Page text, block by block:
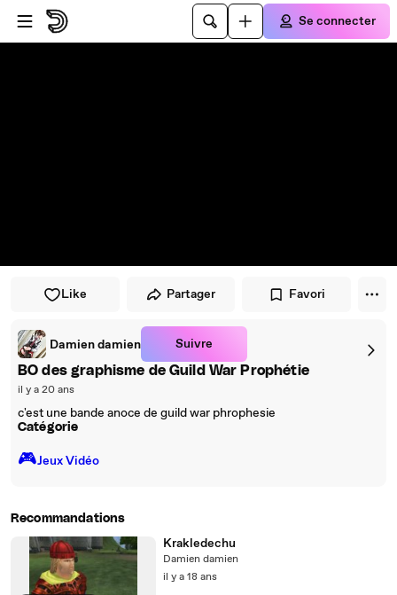
Passer au player
Passer au contenu principal
Se connecter
Like Partager Favori
Damien damien Suivre
BO des graphisme de Guild War Prophétie
il y a 20 ans
c'est une bande anoce de guild war phrophesie
Catégorie
🎮️Jeux Vidéo
Recommandations
Krakledechu
Damien damien
il y a 18 ans